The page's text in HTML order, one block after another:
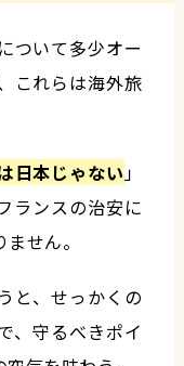
ついて多少オー
これらは海外旅
日本じゃない」
ランスの治安に
せん。
と、せっかくの
、守るべきポイ